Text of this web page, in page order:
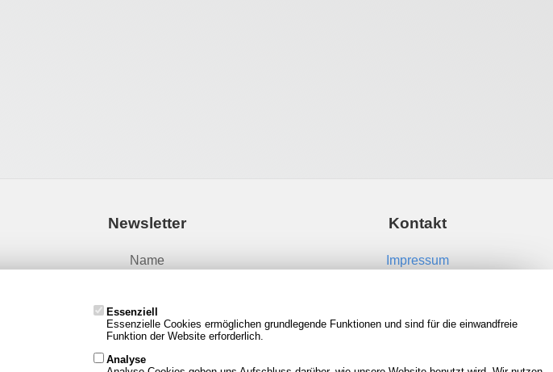
Newsletter
Name
Email
Kontakt
Impressum
RSS Feeds
Neue Spiele in der Datenbank
Essenziell
Essenzielle Cookies ermöglichen grundlegende Funktionen und sind für die einwandfreie
Funktion der Website erforderlich.
Analyse